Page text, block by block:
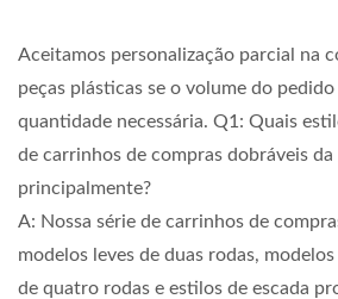
Aceitamos personalização parcial na
peças plásticas se o volume do
quantidade necessária. Q1: Quais
de carrinhos de compras dobráveis da
principalmente?
A: Nossa série de carrinhos de
modelos leves de duas rodas,
de quatro rodas e estilos de escada